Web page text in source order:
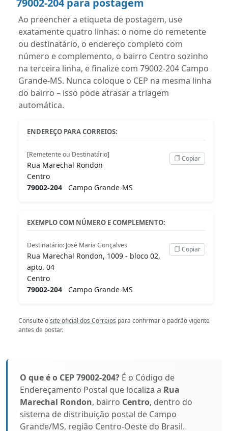
Ao preencher a etiqueta de postagem, use
exatamente quatro linhas: o nome do remetente
ou destinatário, o endereço completo com
número e complemento, o bairro Centro sozinho
na terceira linha, e finalize com 79002-204 Campo
Grande-MS. Nunca coloque o CEP na mesma linha
do bairro – isso pode atrasar a triagem
automática.
ENDEREÇO PARA CORREIOS:
[Remetente ou Destinatário]
Rua Marechal Rondon
Centro
79002-204 Campo Grande-MS
Copiar
EXEMPLO COM NÚMERO E COMPLEMENTO:
Destinatário: José Maria Gonçalves
Rua Marechal Rondon, 1009 - bloco 02,
apto. 04
Centro
79002-204 Campo Grande-MS
Copiar
Consulte osite oficial dos Correios para confirmar o padrão vigente
antes de postar.
O que é o CEP 79002-204? É o Código de
Endereçamento Postal que localiza a Rua
Marechal Rondon, bairro Centro, dentro do
sistema de distribuição postal de Campo
Grande/MS, região Centro-Oeste do Brasil.